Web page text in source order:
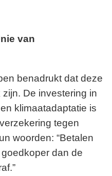
van
benadrukt dat deze
De investering in
klimaatadaptatie is
tegen
woorden: “Betalen
dan de